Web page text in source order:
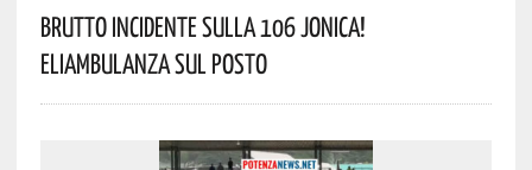
Brutto Incidente Sulla 106 Jonica!
Eliambulanza Sul Posto